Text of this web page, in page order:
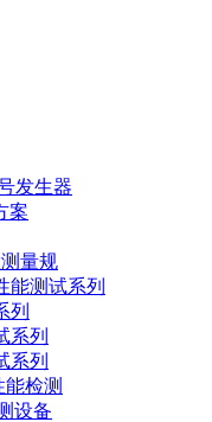
发生器
案
测量规
能测试系列
列
系列
系列
能检测
设备